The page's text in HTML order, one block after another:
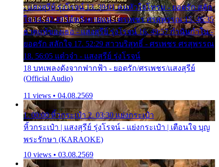
- แสงสุรีย์ รุ่งโรจน์ 13. 39:01 คนหัวใจโทรม - ยอดรัก สลัก
ใจ 14. 42:49 ไอ้หวังตายแน่ - ศรเพชร ศรสุพรรณ 15. 46:35
ธาตุแท้ของเธอ - แสงสุรีย์ รุ่งโรจน์ 16. 49:57 กำนันกำใน -
ยอดรัก สลักใจ 17. 52:29 สาวบริสุทธิ์ - ศรเพชร ศรสุพรรณ
18. 56:05 แต๋วจ๋า - แสงสุรีย์ รุ่งโรจน์
18 บทเพลงดังจากฟากฟ้า - ยอดรัก/ศรเพชร/แสงสุรีย์
(Official Audio)
11 views • 04.08.2569
1. 00:00 หิ้วกระเป๋า 2. 03:30 แย่งกระเป๋า
หิ้วกระเป๋า | แสงสุรีย์ รุ่งโรจน์ - แย่งกระเป๋า | เตือนใจ บุญ
พระรักษา (KARAOKE)
10 views • 03.08.2569